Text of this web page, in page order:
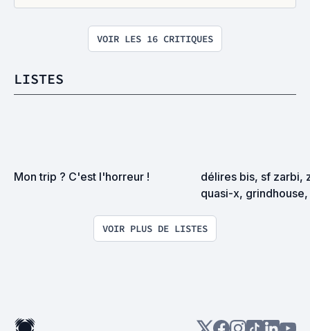
VOIR LES 16 CRITIQUES
LISTES
Mon trip ? C'est l'horreur !
délires bis, sf zarbi,
quasi-x,
VOIR PLUS DE LISTES